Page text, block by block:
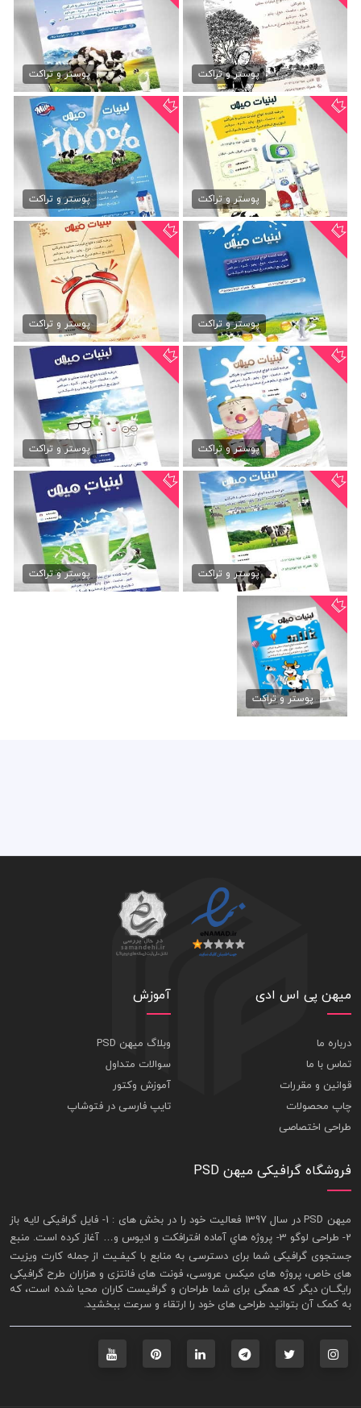
تراکت psd لبنیات محلی
79,000 تومان پوستر و تراکت
تراکت psd سوپر لبنیاتی
79,000 تومان پوستر و تراکت
دانلود تراکت سوپر لبنیاتی
79,000 تومان پوستر و تراکت
طرح تراکت سوپر لبنیاتی
79,000 تومان پوستر و تراکت
تراکت سوپر لبنیاتی
79,000 تومان پوستر و تراکت
دانلود تراکت لبنیاتی
79,000 تومان پوستر و تراکت
طرح تراکت لبنیاتی
79,000 تومان پوستر و تراکت
تراکت لایه باز لبنیاتی
79,000 تومان پوستر و تراکت
دانلود تراکت لبنیات محلی
79,000 تومان پوستر و تراکت
طرح تراکت لبنیات محلی
79,000 تومان پوستر و تراکت
تراکت لایه باز لبنیات
79,000 تومان
پوستر و تراکت
میهن پی اس ادی
درباره ما
تماس با ما
قوانین و مقررات
چاپ محصولات
طراحی اختصاصی
آموزش
وبلاگ میهن PSD
سوالات متداول
آموزش وکتور
تایپ فارسی در فتوشاپ
فروشگاه گرافیکی میهن PSD
ميهن PSD در سال 1397 فعاليت خود را در بخش های : 1-
فايل گرافيکی لايه باز
2- طراحی لوگو 3- پروژه هاي آماده افترافکت و اديوس و… آغاز کرده است. منبع
جستجوی گرافيکی شما برای دسترسی به منابع با کيفـيت از جملهکارت ويزيت
های خاص، پروژه های ميکس عروسی، فونت های فانتزی و هزاران طرح گرافیکی
رايگــان ديگر که همگی برای شما طراحان و گرافيست کاران محيا شده است، که
به کمک آن بتوانيد طراحی های خود را ارتقاء و سرعت ببخشيد.